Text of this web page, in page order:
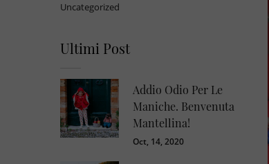
Uncategorized
Ultimi Post
Addio Odio Per Le
Maniche. Benvenuta
Mantellina!
Oct, 14, 2020